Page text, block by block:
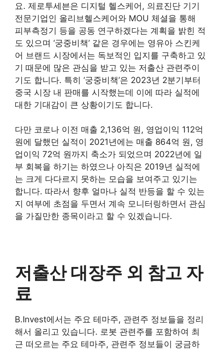
요. 제로투세븐은 디지털 헬스케어, 의료진단 기기
전문기업인 올리브헬스케어와 MOU 체셜을 통해
피부측정기 등을 공동 연구하겠다는 계획을 밝힌 적
도 있으며 ‘궁중비책’ 같은 경우에는 영유아 스킨케
어 브랜드 시장에서는 독보적인 입지를 구축하고 있
기 때문에 많은 관심을 받고 있는 저출산 관련주이
기도 합니다. 특히 ‘궁중비책’은 2023년 2분기부터
중국 시장 내 판매를 시작했는데 이에 따라 실적에
대한 기대감이 큰 상황이기도 합니다.
다만 코로나 이전 매출 2,136억 원, 영업이익 112억
원에 달했던 실적이 2021년에는 매출 864억 원, 영
업이익 72억 원까지 축소가 되었으며 2022년에 일
부 회복을 하기는 하였으나 아직은 2019년 실적에
는 크게 다다르지 못하는 모습을 보여주고 있기는
합니다. 따라서 향후 얼마나 실적 반등을 할 수 있는
지 여부에 초점을 두면서 계속 모니터링하면서 관심
을 가질만한 종목이라고 할 수 있겠습니다.
저출산 대장주 외 참고 자
료
B.Invest에서는 주요 테마주, 관련주 정보들을 정리
해서 올리고 있습니다. 로봇 관련주를 포함하여 최
근 떠오르는 주요 테마주, 관련주 정보들이 궁금하